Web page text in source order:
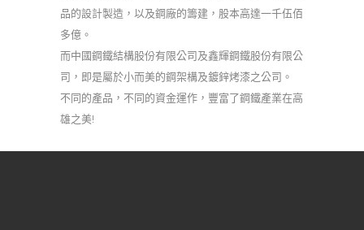
品的設計製造，以及鋼廠的籌建，股本高達一千伍佰
多億。
而中國鋼鐵結構股份有限公司及鑫輝鋼鐵股份有限公
司，即是屬於小而美的鋼架構及鍍鋅烤漆之公司。
不同的產品，不同的資金運作，豐富了鋼鐵產業在高
雄之美!